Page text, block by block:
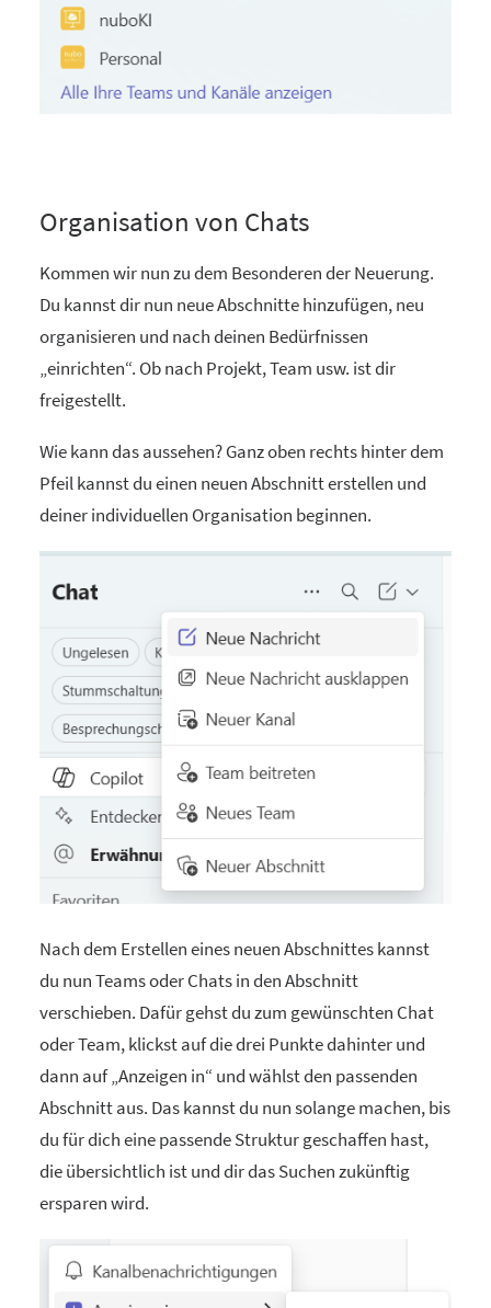
Organisation von Chats
Kommen wir nun zu dem Besonderen der Neuerung.
Du kannst dir nun neue Abschnitte hinzufügen, neu
organisieren und nach deinen Bedürfnissen
„einrichten“. Ob nach Projekt, Team usw. ist dir
freigestellt.
Wie kann das aussehen? Ganz oben rechts hinter dem
Pfeil kannst du einen neuen Abschnitt erstellen und
deiner individuellen Organisation beginnen.
Nach dem Erstellen eines neuen Abschnittes kannst
du nun Teams oder Chats in den Abschnitt
verschieben. Dafür gehst du zum gewünschten Chat
oder Team, klickst auf die drei Punkte dahinter und
dann auf „Anzeigen in“ und wählst den passenden
Abschnitt aus. Das kannst du nun solange machen, bis
du für dich eine passende Struktur geschaffen hast,
die übersichtlich ist und dir das Suchen zukünftig
ersparen wird.